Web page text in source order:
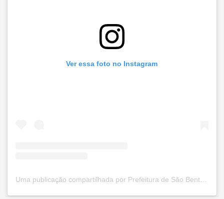
Ver essa foto no Instagram